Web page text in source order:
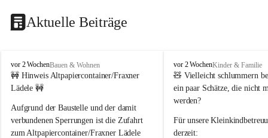
Aktuelle Beiträge
F
r
a
e
r
n
vor 2 WochenBauen & Wohnen
🚧 Hinweis Altpapiercontainer/Fraxner
Lädele 🚧
Aufgrund der Baustelle und der damit
verbundenen Sperrungen ist die Zufahrt
zum Altpapiercontainer/Fraxner Lädele
F
r
a
x
r
n
vor 2 WochenKinder & Familie
🧸 Vielleicht schlummern
ein paar Schätze, die nicht
werden?
Für unsere
derzeit: